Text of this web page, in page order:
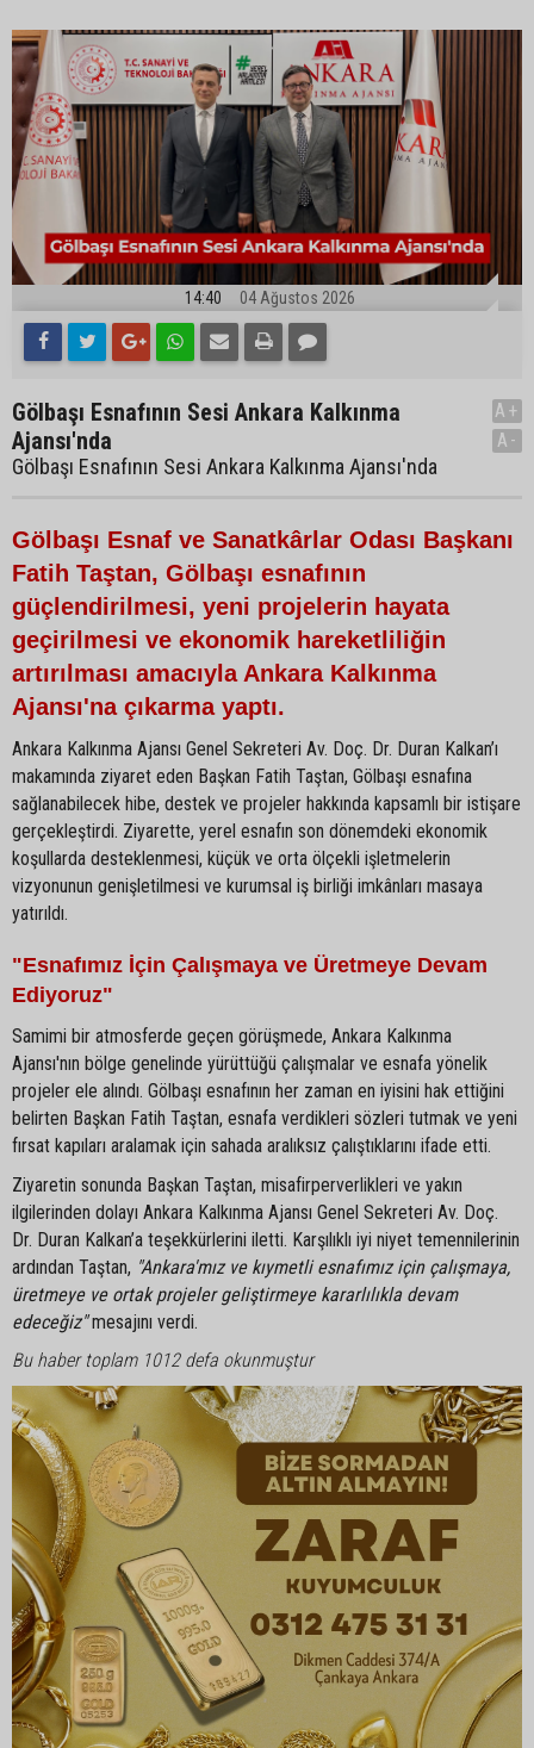
14:40 04 Ağustos 2026
Gölbaşı Esnafının Sesi Ankara Kalkınma
Ajansı'nda
Gölbaşı Esnafının Sesi Ankara Kalkınma Ajansı'nda
A+
A-
Gölbaşı Esnaf ve Sanatkârlar Odası Başkanı
Fatih Taştan, Gölbaşı esnafının
güçlendirilmesi, yeni projelerin hayata
geçirilmesi ve ekonomik hareketliliğin
artırılması amacıyla Ankara Kalkınma
Ajansı'na çıkarma yaptı.
Ankara Kalkınma Ajansı Genel Sekreteri Av. Doç. Dr. Duran Kalkan’ı
makamında ziyaret eden Başkan Fatih Taştan, Gölbaşı esnafına
sağlanabilecek hibe, destek ve projeler hakkında kapsamlı bir istişare
gerçekleştirdi. Ziyarette, yerel esnafın son dönemdeki ekonomik
koşullarda desteklenmesi, küçük ve orta ölçekli işletmelerin
vizyonunun genişletilmesi ve kurumsal iş birliği imkânları masaya
yatırıldı.
"Esnafımız İçin Çalışmaya ve Üretmeye Devam
Ediyoruz"
Samimi bir atmosferde geçen görüşmede, Ankara Kalkınma
Ajansı'nın bölge genelinde yürüttüğü çalışmalar ve esnafa yönelik
projeler ele alındı. Gölbaşı esnafının her zaman en iyisini hak ettiğini
belirten Başkan Fatih Taştan, esnafa verdikleri sözleri tutmak ve yeni
fırsat kapıları aralamak için sahada aralıksız çalıştıklarını ifade etti.
Ziyaretin sonunda Başkan Taştan, misafirperverlikleri ve yakın
ilgilerinden dolayı Ankara Kalkınma Ajansı Genel Sekreteri Av. Doç.
Dr. Duran Kalkan’a teşekkürlerini iletti. Karşılıklı iyi niyet temennilerinin
ardından Taştan, "Ankara'mız ve kıymetli esnafımız için çalışmaya,
üretmeye ve ortak projeler geliştirmeye kararlılıkla devam
edeceğiz"mesajını verdi.
Bu haber toplam 1012 defa okunmuştur